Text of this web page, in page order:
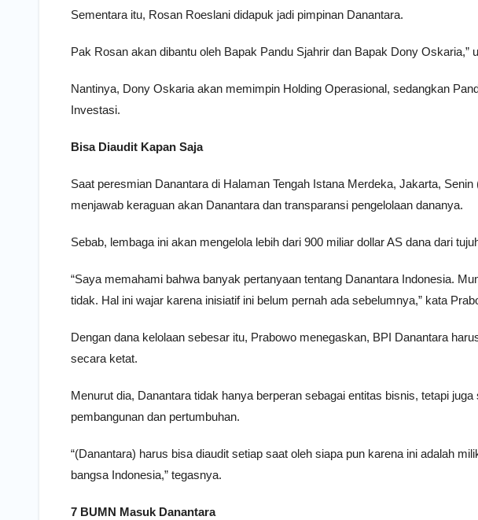
Sementara itu, Rosan Roeslani didapuk jadi pimpinan Danantara.
Pak Rosan akan dibantu oleh Bapak Pandu Sjahrir dan Bapak Dony Oskaria,”
Nantinya, Dony Oskaria akan memimpin Holding Operasional, sedangkan
Investasi.
Bisa Diaudit Kapan Saja
Saat peresmian Danantara di Halaman Tengah Istana Merdeka, Jakarta,
menjawab keraguan akan Danantara dan transparansi pengelolaan dananya.
Sebab, lembaga ini akan mengelola lebih dari 900 miliar dollar AS dana dari
“Saya memahami bahwa banyak pertanyaan tentang Danantara Indonesia.
tidak. Hal ini wajar karena inisiatif ini belum pernah ada sebelumnya,” kata
Dengan dana kelolaan sebesar itu, Prabowo menegaskan, BPI Danantara
secara ketat.
Menurut dia, Danantara tidak hanya berperan sebagai entitas bisnis, tetapi
pembangunan dan pertumbuhan.
“(Danantara) harus bisa diaudit setiap saat oleh siapa pun karena ini adalah
bangsa Indonesia,” tegasnya.
7 BUMN Masuk Danantara